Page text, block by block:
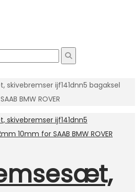
skivebremser ijf141dnn5 bagaksel
BMW ROVER